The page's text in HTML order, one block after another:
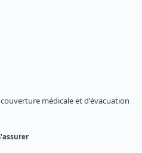
médicale et d'évacuation